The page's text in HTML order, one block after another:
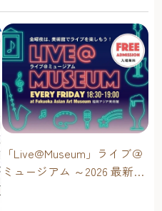
「Live@Museum」ライブ＠
ミュージアム ～2026 最新イ